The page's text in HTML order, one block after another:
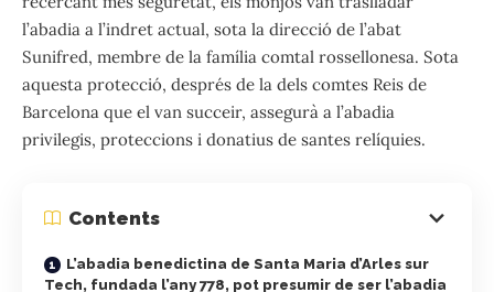
l’abadia a l’indret actual, sota la direcció de l’abat
Sunifred, membre de la família comtal rossellonesa. Sota
aquesta protecció, després de la dels comtes Reis de
Barcelona que el van succeir, assegurà a l’abadia
privilegis, proteccions i donatius de santes relíquies.
Contents
L’abadia benedictina de Santa Maria d’Arles sur
Tech, fundada l’any 778, pot presumir de ser l’abadia